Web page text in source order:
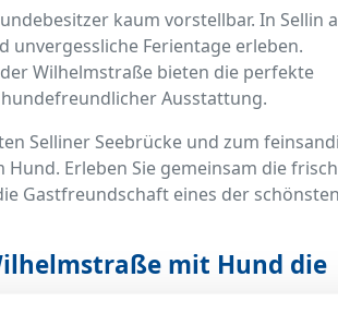
kaum vorstellbar. In Sellin
unvergessliche Ferientage erleben.
Wilhelmstraße bieten die perfekte
Ausstattung.
Selliner Seebrücke und zum
Erleben Sie gemeinsam die
Gastfreundschaft eines der schönsten
mit Hund die